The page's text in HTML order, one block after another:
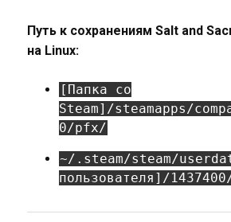
Путь к сохранениям Salt and
на Linux:
[Папка со
Steam]/steamapps/
0/pfx/
~/.steam/steam/
пользователя]/